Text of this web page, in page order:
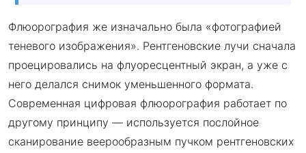
Флюорография же изначально была «фотографией
теневого изображения». Рентгеновские лучи сначала
проецировались на флуоресцентный экран, а уже с
него делался снимок уменьшенного формата.
Современная цифровая флюорография работает по
другому принципу — используется послойное
сканирование веерообразным пучком рентгеновских